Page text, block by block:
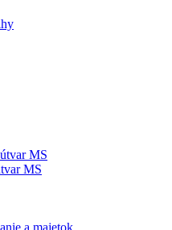
MS
MS
a majetok